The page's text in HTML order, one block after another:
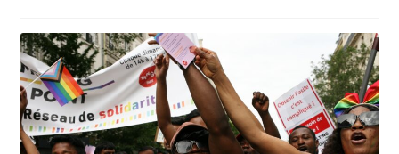
Newsletter
Nos collections